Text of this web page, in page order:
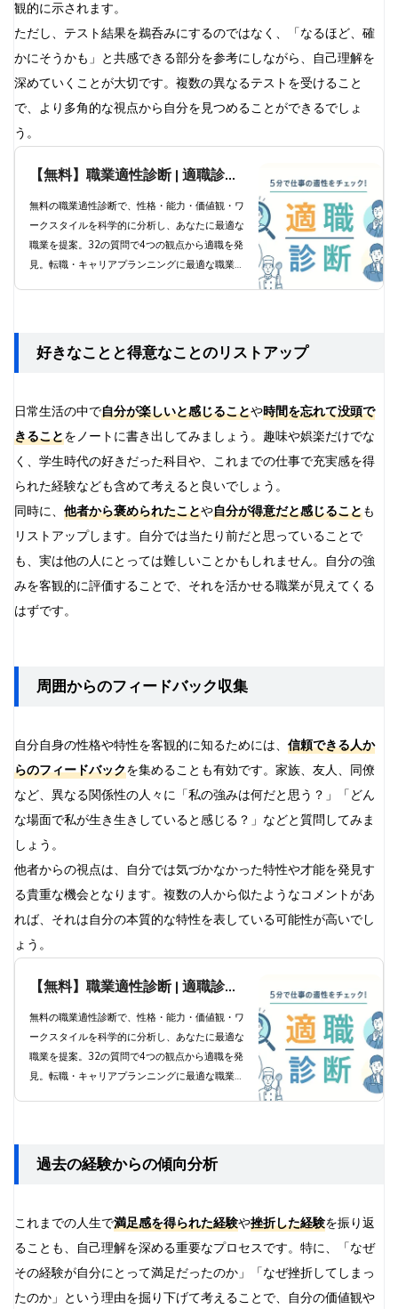
観的に示されます。
ただし、テスト結果を鵜呑みにするのではなく、「なるほど、確
かにそうかも」と共感できる部分を参考にしながら、自己理解を
深めていくことが大切です。複数の異なるテストを受けること
で、より多角的な視点から自分を見つめることができるでしょ
う。
【無料】職業適性診断 | 適職診断
で科学的分析と職業提案
無料の職業適性診断で、性格・能力・価値観・ワ
ークスタイルを科学的に分析し、あなたに最適な
職業を提案。32の質問で4つの観点から適職を発
見。転職・キャリアプランニングに最適な職業診
好きなことと得意なことのリストアップ
日常生活の中で自分が楽しいと感じることや時間を忘れて没頭で
きることをノートに書き出してみましょう。趣味や娯楽だけでな
く、学生時代の好きだった科目や、これまでの仕事で充実感を得
られた経験なども含めて考えると良いでしょう。
同時に、 他者から褒められたことや自分が得意だと感じることも
リストアップします。自分では当たり前だと思っていることで
も、実は他の人にとっては難しいことかもしれません。自分の強
みを客観的に評価することで、それを活かせる職業が見えてくる
はずです。
周囲からのフィードバック収集
自分自身の性格や特性を客観的に知るためには、 信頼できる人か
らのフィードバックを集めることも有効です。家族、友人、同僚
など、異なる関係性の人々に「私の強みは何だと思う？」「どん
な場面で私が生き生きしていると感じる？」などと質問してみま
しょう。
他者からの視点は、自分では気づかなかった特性や才能を発見す
る貴重な機会となります。複数の人から似たようなコメントがあ
れば、それは自分の本質的な特性を表している可能性が高いでし
ょう。
【無料】職業適性診断 | 適職診断
で科学的分析と職業提案
無料の職業適性診断で、性格・能力・価値観・ワ
ークスタイルを科学的に分析し、あなたに最適な
職業を提案。32の質問で4つの観点から適職を発
見。転職・キャリアプランニングに最適な職業診
過去の経験からの傾向分析
これまでの人生で満足感を得られた経験や挫折した経験を振り返
ることも、自己理解を深める重要なプロセスです。特に、「なぜ
その経験が自分にとって満足だったのか」「なぜ挫折してしまっ
たのか」という理由を掘り下げて考えることで、自分の価値観や